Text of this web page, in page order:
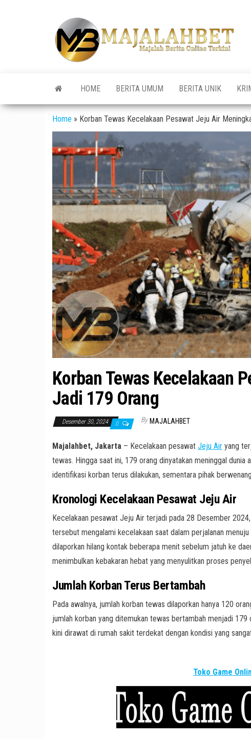
Hari
HOME BERITA UMUM BERITA UNIK
Home » Korban Tewas Kecelakaan Pesawat Jeju Air
Korban Tewas Kecelakaan
Jadi 179 Orang
Desember 30, 2024 0 By MAJALAHBET
Majalahbet, Jakarta – Kecelakaan pesawat Jeju Air yang
tewas. Hingga saat ini, 179 orang dinyatakan meninggal
identifikasi korban terus dilakukan, sementara pihak
Kronologi Kecelakaan Pesawat Jeju Air
Kecelakaan pesawat Jeju Air terjadi pada 28 Desember
tersebut mengalami kecelakaan saat dalam perjalanan
dilaporkan hilang kontak beberapa menit sebelum jatuh ke
menimbulkan kebakaran hebat yang menyulitkan proses
Jumlah Korban Terus Bertambah
Pada awalnya, jumlah korban tewas dilaporkan hanya 120
jumlah korban yang ditemukan tewas bertambah menjadi
kini dirawat di rumah sakit terdekat dengan kondisi yang
Toko Game